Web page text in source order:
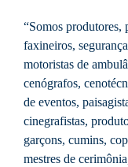
“Somos produtores,
faxineiros,
motoristas de
cenógrafos,
de eventos,
cinegrafistas,
garçons, cumins,
mestres de